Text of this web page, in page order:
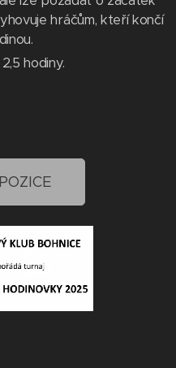
hráčům, kteří končí
hodiny.